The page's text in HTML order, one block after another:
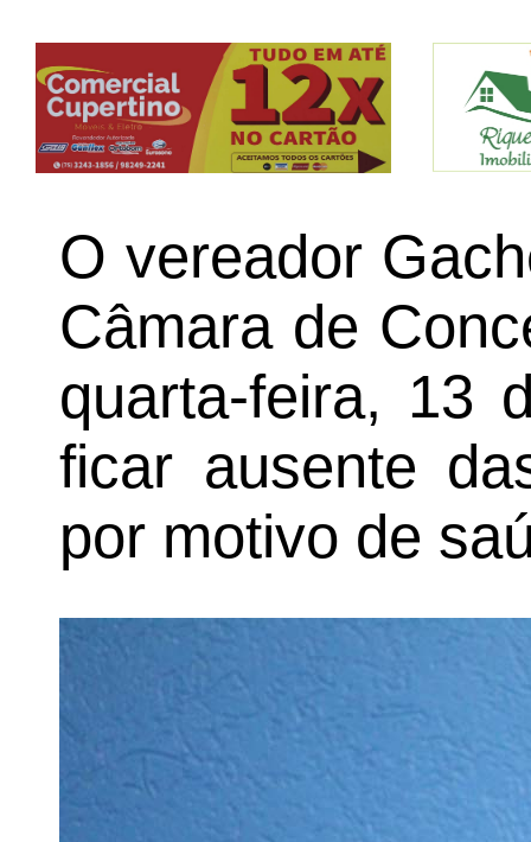
O vereador
Câmara de
quarta-feira, 13
ficar ausente
por motivo de